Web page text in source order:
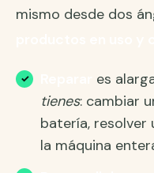
mismo desde dos
es
tienes: cambiar
batería, resolver
la máquina